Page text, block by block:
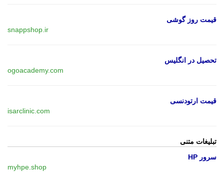
قیمت روز گوشی
snappshop.ir
تحصیل در انگلیس
ogoacademy.com
قیمت ارتودنسی
isarclinic.com
تبلیغات متنی
سرور HP
myhpe.shop